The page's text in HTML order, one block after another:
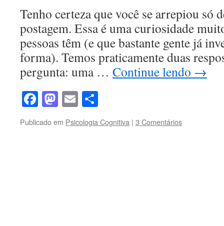
Tenho certeza que você se arrepiou só
postagem. Essa é uma curiosidade
pessoas têm (e que bastante gente já
forma). Temos praticamente duas
pergunta: uma … Continue lendo →
Facebook
Mastodon
Email
Publicado em Psicologia Cognitiva | 3 Comentários